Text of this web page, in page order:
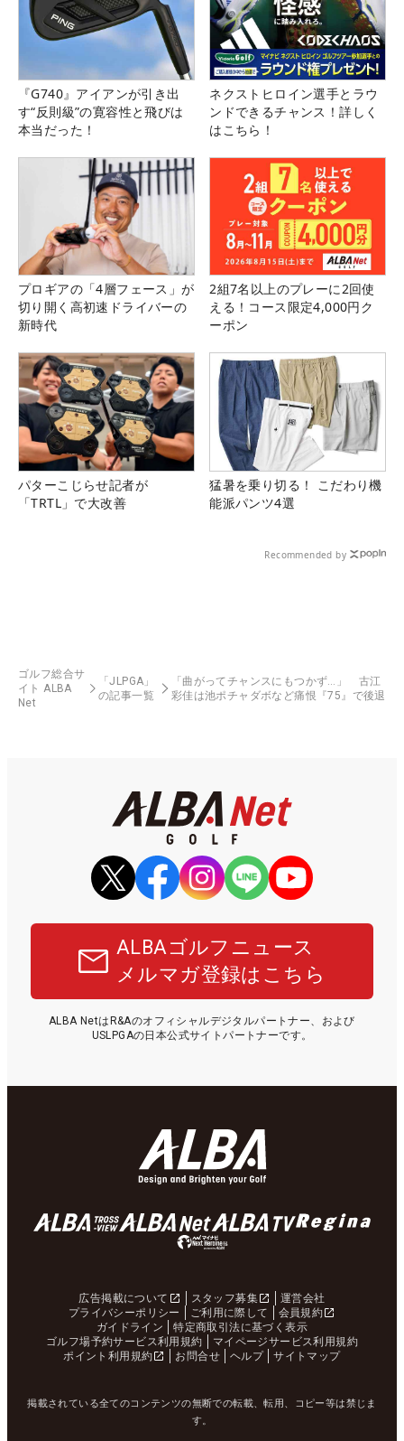
『G740』アイアンが引き出
す“反則級”の寛容性と飛びは
本当だった！
ネクストヒロイン選手とラウ
ンドできるチャンス！詳しく
はこちら！
プロギアの「4層フェース」が
切り開く高初速ドライバーの
新時代
2組7名以上のプレーに2回使
える！コース限定4,000円ク
ーポン
パターこじらせ記者が
「TRTL」で大改善
猛暑を乗り切る！ こだわり機
能派パンツ4選
Recommended by
ゴルフ総合サ
イト ALBA
Net
「JLPGA」
の記事一覧
「曲がってチャンスにもつかず…」 古江
彩佳は池ポチャダボなど痛恨『75』で後退
ALBAゴルフニュース
メルマガ登録はこちら
ALBA NetはR&Aのオフィシャルデジタルパートナー、および
USLPGAの日本公式サイトパートナーです。
広告掲載について スタッフ募集
運営会社
プライバシーポリシー
ご利用に際して
会員規約
ガイドライン
特定商取引法に基づく表示
ゴルフ場予約サービス利用規約
マイページサービス利用規約
ポイント利用規約
お問合せ ヘルプ サイトマップ
掲載されている全てのコンテンツの無断での転載、転用、コピー等は禁じま
す。